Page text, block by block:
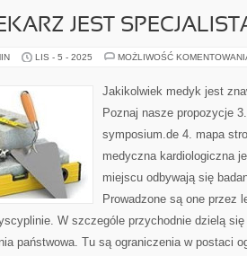
JEST
LIS - 5 - 2025 MOŻLIWOŚĆ
Jakikolwiek medyk jest
Poznaj nasze propozycje
symposium.de 4. mapa
medyczna kardiologiczna
miejscu odbywają się
Prowadzone są one przez
W szczególe przychodnie dzielą
państwowa. Tu są ograniczenia w postaci